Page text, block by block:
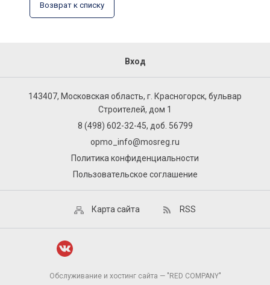
Возврат к списку
Вход
143407, Московская область, г. Красногорск, бульвар
Строителей, дом 1
8 (498) 602-32-45, доб. 56799
opmo_info@mosreg.ru
Политика конфиденциальности
Пользовательское соглашение
Карта сайта RSS
Обслуживание и хостинг сайта — "RED COMPANY"